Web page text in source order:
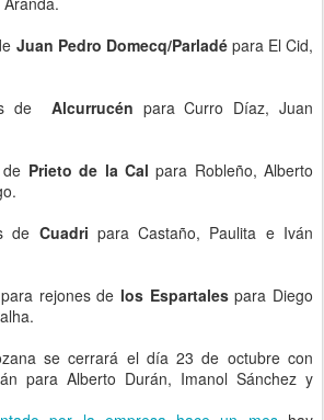
Juan Pedro Domecq/Parladépara El Cid,
de Alcurrucén para Curro Díaz, Juan
Prieto de la Cal para Robleño, Alberto
de Cuadri para Castaño, Paulita e Iván
rejones de los Espartalespara Diego
se cerrará el día 23 de octubre con
para Alberto Durán, Imanol Sánchez y